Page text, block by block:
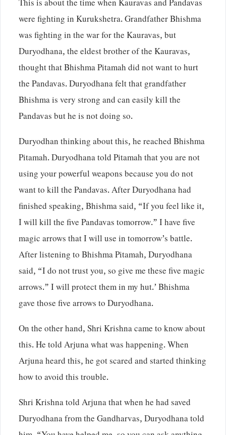
This is about the time when Kauravas and Pandavas
were fighting in Kurukshetra. Grandfather Bhishma
was fighting in the war for the Kauravas, but
Duryodhana, the eldest brother of the Kauravas,
thought that Bhishma Pitamah did not want to hurt
the Pandavas. Duryodhana felt that grandfather
Bhishma is very strong and can easily kill the
Pandavas but he is not doing so.
Duryodhan thinking about this, he reached Bhishma
Pitamah. Duryodhana told Pitamah that you are not
using your powerful weapons because you do not
want to kill the Pandavas. After Duryodhana had
finished speaking, Bhishma said, “If you feel like it,
I will kill the five Pandavas tomorrow.” I have five
magic arrows that I will use in tomorrow’s battle.
After listening to Bhishma Pitamah, Duryodhana
said, “I do not trust you, so give me these five magic
arrows.” I will protect them in my hut.’ Bhishma
gave those five arrows to Duryodhana.
On the other hand, Shri Krishna came to know about
this. He told Arjuna what was happening. When
Arjuna heard this, he got scared and started thinking
how to avoid this trouble.
Shri Krishna told Arjuna that when he had saved
Duryodhana from the Gandharvas, Duryodhana told